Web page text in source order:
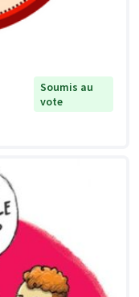
Soumis au
vote